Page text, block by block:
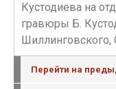
Кустодиева на
гравюры Б.
Перейти на